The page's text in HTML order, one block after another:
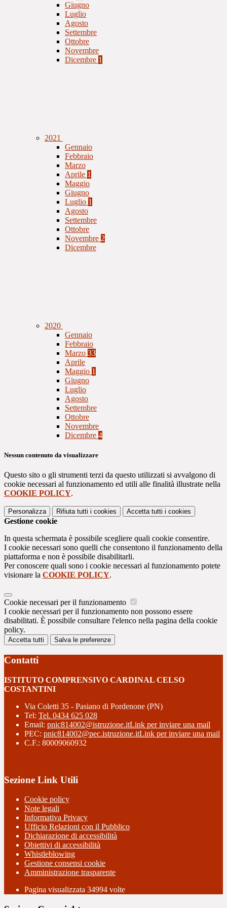
Giugno
Luglio
Agosto
Settembre
Ottobre
Novembre
Dicembre 1
2021
Gennaio
Febbraio
Marzo
Aprile 1
Maggio
Giugno
Luglio 1
Agosto
Settembre
Ottobre
Novembre 2
Dicembre
2020
Gennaio
Febbraio
Marzo 33
Aprile
Maggio 1
Giugno
Luglio
Agosto
Settembre
Ottobre
Novembre
Dicembre 4
Nessun contenuto da visualizzare
Questo sito o gli strumenti terzi da questo utilizzati si avvalgono di
cookie necessari al funzionamento ed utili alle finalità illustrate nella
COOKIE POLICY.
Personalizza Rifiuta tutti i cookies Accetta tutti i cookies
Gestione cookie
In questa schermata è possibile scegliere quali cookie consentire.
I cookie necessari sono quelli che consentono il funzionamento della
piattaforma e non è possibile disabilitarli.
Per conoscere quali sono i cookie necessari al funzionamento potete
visionare la COOKIE POLICY.
Cookie necessari per il funzionamento
I cookie necessari per il funzionamento non possono essere
disabilitati. È possibile consultare l'elenco nella pagina della cookie
policy.
Accetta tutti Salva le preferenze
Contatti
ISTITUTO COMPRENSIVO CARDINAL CELSO
COSTANTINI
Via Coletti 35 - Pasiano di Pordenone (PN)
Tel: Tel. 0434 625 028
Email: pnic814002@istruzione.itLink per inviare una mail
PEC: pnic814002@pec.istruzione.itLink per inviare una mail
C.F.: 80009060932
Sezione Link Utili
Cookie policy
Note legali
Informativa Privacy
Ufficio Relazioni con il Pubblico
Dichiarazione di accessibilità
Obiettivi di accessibilità
Whistleblowing
Gestione consensi cookie
Amministrazione trasparente
Pagina visualizzata 34994 volte